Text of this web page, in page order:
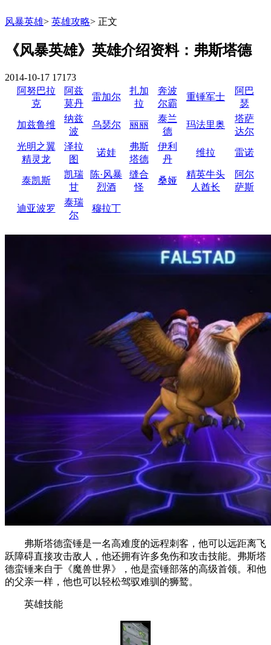
风暴英雄> 英雄攻略> 正文
《风暴英雄》英雄介绍资料：弗斯塔德
2014-10-17 17173
阿努巴拉
克
阿兹
莫丹
雷加尔
扎加
拉
奔波
尔霸
重锤军士
阿巴
瑟
加兹鲁维
纳兹
波
乌瑟尔 丽丽
泰兰
德
玛法里奥
塔萨
达尔
光明之翼
精灵龙
泽拉
图
诺娃
弗斯
塔德
伊利
丹
维拉 雷诺
泰凯斯
凯瑞
甘
陈·风暴
烈酒
缝合
怪
桑娅
精英牛头
人酋长
阿尔
萨斯
迪亚波罗
泰瑞
尔
穆拉丁
弗斯塔德蛮锤是一名高难度的远程刺客，他可以远距离飞
跃障碍直接攻击敌人，他还拥有许多免伤和攻击技能。弗斯塔
德蛮锤来自于《魔兽世界》，他是蛮锤部落的高级首领。和他
的父亲一样，他也可以轻松驾驭难驯的狮鹫。
英雄技能